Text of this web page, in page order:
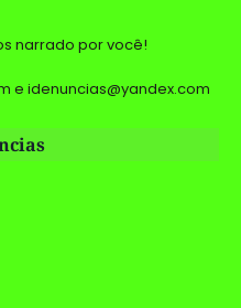
narrado por você!
e idenuncias@yandex.com